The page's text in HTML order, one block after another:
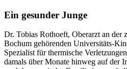
Ein gesunder Junge
Dr. Tobias Rothoeft, Oberarzt an
Bochum gehörenden Universitäts-
Spezialist für thermische
damals über Monate hinweg auf der